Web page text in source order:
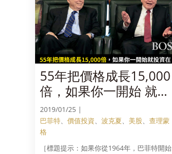
55年把價格成長15,000
倍，如果你一開始 就投
資在：把價值投資做到
極致的波克夏· 哈薩威…
（下）
2019/01/25 |
巴菲特、 價值投資、 波克夏、 美股、 查理蒙
格
［標題提示：如果你從1964年，巴菲特開始